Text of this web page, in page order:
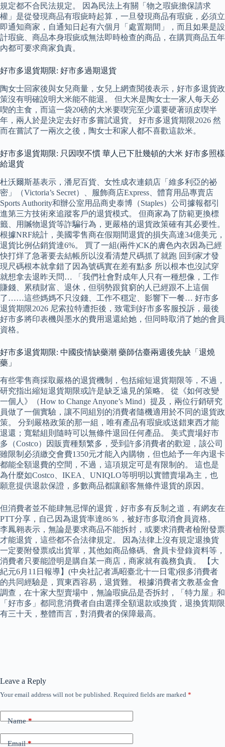
規定都不合民法規定。 因為民法上有關「物之瑕疵擔保請求
權」是從發現商品有瑕疵時起算，一旦發現商品有瑕疵，必須立
即通知商家，自通知日起有六個月「處置期間」，而且如果是設
計瑕疵、商品本身瑕疵或無法即時檢查的商品，在購買商品五年
內都可要求商家負責。
好市多退貨期限: 好市多過期退貨
陶女士回家後與女兒商量，女兒上網查閱後表示，好市多退貨政
策沒有明確說明大米能不能退。 但大米是陶女士一家人每天必
喫的主食，而這一袋20磅的大米要喫完至少還要硬著頭皮喫半
年，兩人於是決定去好市多嘗試退貨。 好市多退貨期限2026 然
而在嘗試了一兩次之後，陶女士和家人都不喜歡這款米。
好市多退貨期限: 只因喫不慣 華人已下肚幾頓的大米 好市多照樣
給退貨
杜沃爾斯基表示，潘尼百貨、女性成衣連鎖店「維多利亞的祕
密」（Victoria’s Secret）、服飾商店Express、體育用品專賣店
Sports Authority和辦公室用品商史泰博（Staples）公司據報都引
進第三方技術來追蹤客戶的退貨模式。 但商家為了防範更換標
籤、用贓物退貨等詐騙行為，更嚴格的退貨政策確有其必要性。
根據NRF統計，美國零售商在假期間退貨的損失高達34億美元，
退貨比例佔銷貨達6%。 買了一組(兩件)CK的膚色內衣因為已經
快打烊了急著要去結帳所以沒看清楚尺碼抓了就跑 回到家才發
現尺碼根本就拿錯了因為號碼實在差有點多 所以根本也沒試穿
就想拿去退昨天問… 「我們社會對成年人只有一種想像，工作
賺錢、累積財富、退休，但弱勢跟貧窮的人已經跟不上這個
了……這些媽媽不只沒錢、工作不穩定、影響下一餐… 好市多
退貨期限2026 尼索拉特遭拒後，致電到好市多客服投訴，最後
好市多將印表機與墨水的費用退還給她，但同時取消了她的會員
資格。
好市多退貨期限: 中國疫情缺藥潮 藥師估臺兩週後先缺「退燒
藥」
有些零售商採取嚴格的退貨機制，包括縮短退貨期限等，不過，
研究指出縮短退貨期限或許是缺乏遠見的策略。 從《如何改變
一個人》（How to Change Anyone’s Mind）提及，兩位行銷研究
員做了一個實驗，讓不同組別的消費者隨機適用於不同的退貨政
策。 分到嚴格政策的那一組，唯有產品有瑕疵或送錯東西才能
退還；寬鬆組則隨時可以無條件退回任何產品。 美式賣場好市
多（Costco）因販賣種類繁多，受到許多消費者的歡迎，該公司
雖限制必須繳交會費1350元才能入內購物，但也給予一年內退卡
都能全額退費的空間，不過，這項規定可是有限制的。 這也是
為什麼如Costco、IKEA、UNIQLO等明明以實體賣場為主，也
願意提供退款保證，多數商品都讓顧客無條件退貨的原因。
但消費者並不能肆無忌憚的退貨，好市多有反制之道，有網友在
PTT分享，自己因為退貨率達86％，被好市多取消會員資格。
李鳳翱表示，無論是要求商品不能拆封，或要求消費者檢附發票
才能退貨，這些都不合法律規定。 因為法律上沒有規定退換貨
一定要附發票或出貨單，其他如商品條碼、會員卡登錄資料等，
消費者只要能證明是購自某一商店，商家就有義務負責。 【大
紀元6月11日報導】(中央社記者馮昭臺北十一日電)很多消費者
的共同經驗是，買東西容易，退貨難。 根據消費者文教基金會
調查，在十家大型賣場中，無論瑕疵品是否拆封，「特力屋」和
「好市多」都同意消費者自由選擇全額退款或換貨，退換貨期限
有三十天，整體而言，對消費者的保障最高。
Leave a Reply
Your email address will not be published. Required fields are marked *
Name*
Email*